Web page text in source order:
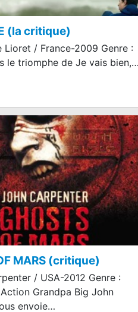
(la critique)
Lioret / France-2009 Genre :
le triomphe de Je vais bien,…
MARS (critique)
/ USA-2012 Genre :
Action Grandpa Big John
envoie…